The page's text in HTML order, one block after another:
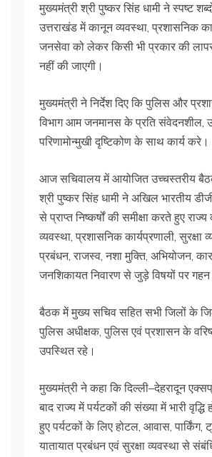
मुख्यमंत्री श्री पुष्कर सिंह धामी ने स्पष्ट
उत्तराखंड में कानून व्यवस्था, प्रशासनिक
जनसेवा को लेकर किसी भी प्रकार की
नहीं की जाएगी।
मुख्यमंत्री ने निर्देश दिए कि पुलिस और
विभाग आम जनमानस के प्रति संवेदनशील,
परिणामोन्मुखी दृष्टिकोण के साथ कार्य करे।
आज सचिवालय में आयोजित उच्चस्तरीय
श्री पुष्कर सिंह धामी ने अखिल भारतीय
से प्राप्त निष्कर्षों की समीक्षा करते हुए
व्यवस्था, प्रशासनिक कार्यप्रणाली, सुरक्षा
प्रबंधन, राजस्व, नशा मुक्ति, अभियोजन,
जनशिकायत निवारण से जुड़े विषयों पर गहन
बैठक में मुख्य सचिव सहित सभी जिलों के
पुलिस अधीक्षक, पुलिस एवं प्रशासन के
उपस्थित रहे।
मुख्यमंत्री ने कहा कि दिल्ली–देहरादून
बाद राज्य में पर्यटकों की संख्या में भारी
हुए पर्यटकों के लिए होटल, आवास, पार्किंग,
यातायात प्रबंधन एवं सुरक्षा व्यवस्था से